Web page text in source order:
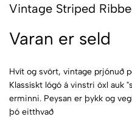
Vintage Striped
Varan er seld
Hvít og svört, vintage prjónuð
Klassískt lógó á vinstri öxl auk
erminni. Peysan er þykk og
þó eitthvað